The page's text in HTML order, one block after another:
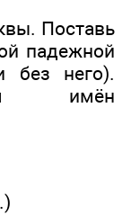
Поставь
падежной
без него).
имён